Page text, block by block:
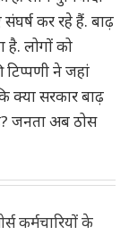
कर रहे हैं. बाढ़
है. लोगों को
टिप्पणी ने जहां
क्या सरकार बाढ़
जनता अब ठोस